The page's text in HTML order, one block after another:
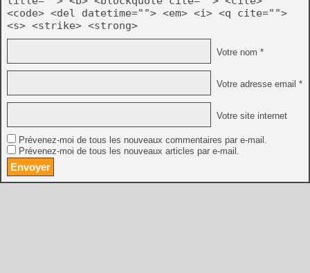
<code> <del datetime=""> <em> <i> <q cite="">
<s> <strike> <strong>
Votre nom *
Votre adresse email *
Votre site internet
Prévenez-moi de tous les nouveaux commentaires par e-mail.
Prévenez-moi de tous les nouveaux articles par e-mail.